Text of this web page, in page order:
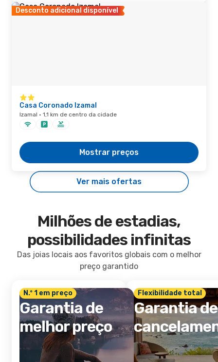
Desconto adicional disponível
Casa Coronado Izamal
Izamal · 1,1 km de centro da cidade
Mostrar preços
Ver mais ofertas
Milhões de estadias,
possibilidades infinitas
Das joias locais aos favoritos globais com o melhor
preço garantido
N.º 1 em preço
Garantia de
melhor preço
Flexibilidade total
Garantia de